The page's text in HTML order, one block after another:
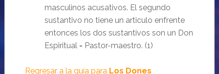
masculinos acusativos. El segundo
sustantivo no tiene un articulo enfrente
entonces los dos sustantivos son un Don
Espiritual = Pastor-maestro. (1)
Regresar a la guía para Los Dones